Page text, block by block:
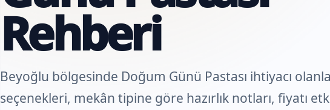
Rehberi
Beyoğlu bölgesinde Doğum Günü Pastası ihtiyacı
seçenekleri, mekân tipine göre hazırlık notları, fiyatı